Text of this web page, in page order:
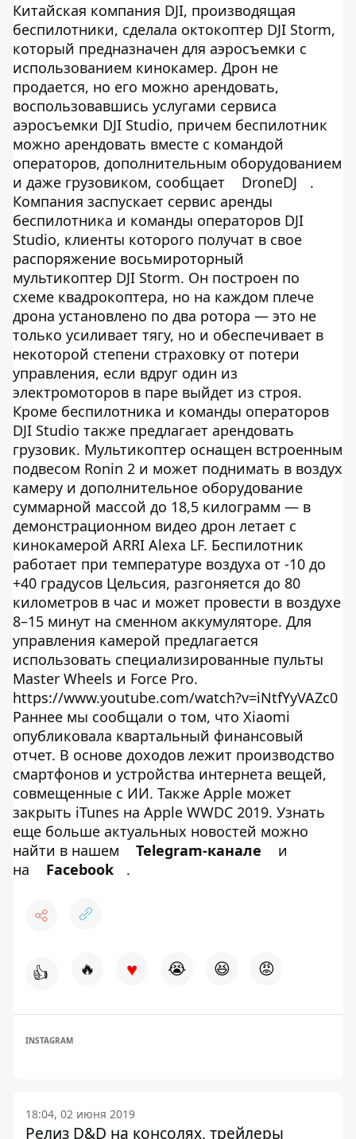
Китайская компания DJI, производящая
беспилотники, сделала октокоптер DJI Storm,
который предназначен для аэросъемки с
использованием кинокамер. Дрон не
продается, но его можно арендовать,
воспользовавшись услугами сервиса
аэросъемки DJI Studio, причем беспилотник
можно арендовать вместе с командой
операторов, дополнительным оборудованием
и даже грузовиком, сообщает
DroneDJ
.
Компания заспускает сервис аренды
беспилотника и команды операторов DJI
Studio, клиенты которого получат в свое
распоряжение восьмироторный
мультикоптер DJI Storm. Он построен по
схеме квадрокоптера, но на каждом плече
дрона установлено по два ротора — это не
только усиливает тягу, но и обеспечивает в
некоторой степени страховку от потери
управления, если вдруг один из
электромоторов в паре выйдет из строя.
Кроме беспилотника и команды операторов
DJI Studio также предлагает арендовать
грузовик. Мультикоптер оснащен встроенным
подвесом Ronin 2 и может поднимать в воздух
камеру и дополнительное оборудование
суммарной массой до 18,5 килограмм — в
демонстрационном видео дрон летает с
кинокамерой ARRI Alexa LF. Беспилотник
работает при температуре воздуха от -10 до
+40 градусов Цельсия, разгоняется до 80
километров в час и может провести в воздухе
8–15 минут на сменном аккумуляторе. Для
управления камерой предлагается
использовать специализированные пульты
Master Wheels и Force Pro.
https://www.youtube.com/watch?v=iNtfYyVAZc0
Раннее мы сообщали о том, что Xiaomi
опубликовала квартальный финансовый
отчет. В основе доходов лежит производство
смартфонов и устройства интернета вещей,
совмещенные с ИИ. Также Apple может
закрыть iTunes на Apple WWDC 2019. Узнать
еще больше актуальных новостей можно
найти в нашем
Telegram-канале
и
на
Facebook .
👍 🔥 ♥ 😭 😆 😡
INSTAGRAM
18:04, 02 июня 2019
Релиз D&D на консолях, трейлеры